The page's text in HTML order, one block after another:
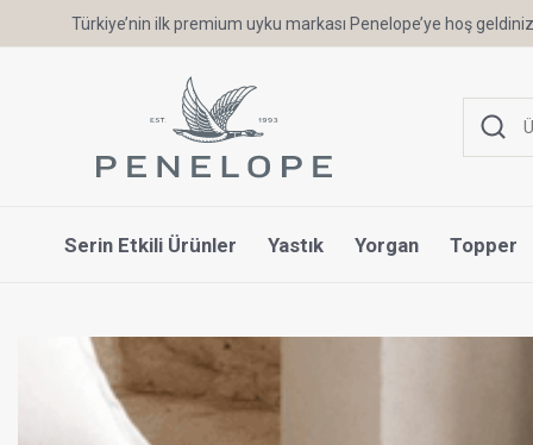
Türkiye’nin ilk premium uyku markası Penelope’ye hoş
Serin Etkili Ürünler Yastık Yorgan Topper